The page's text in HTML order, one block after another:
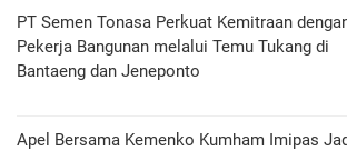
PT Semen Tonasa Perkuat Kemitraan
Pekerja Bangunan melalui Temu Tukang di
Bantaeng dan Jeneponto
Apel Bersama Kemenko Kumham Imipas